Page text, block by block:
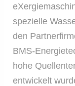
spezielle
den
BMS-
hohe
entwickelt